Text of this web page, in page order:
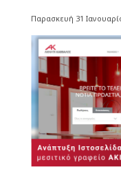
Παρασκευή 31